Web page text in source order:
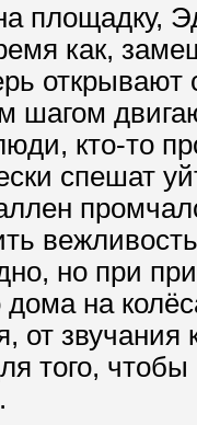
площадку,
как,
кто-то
спешат
но при
дома на
от звучания
того,